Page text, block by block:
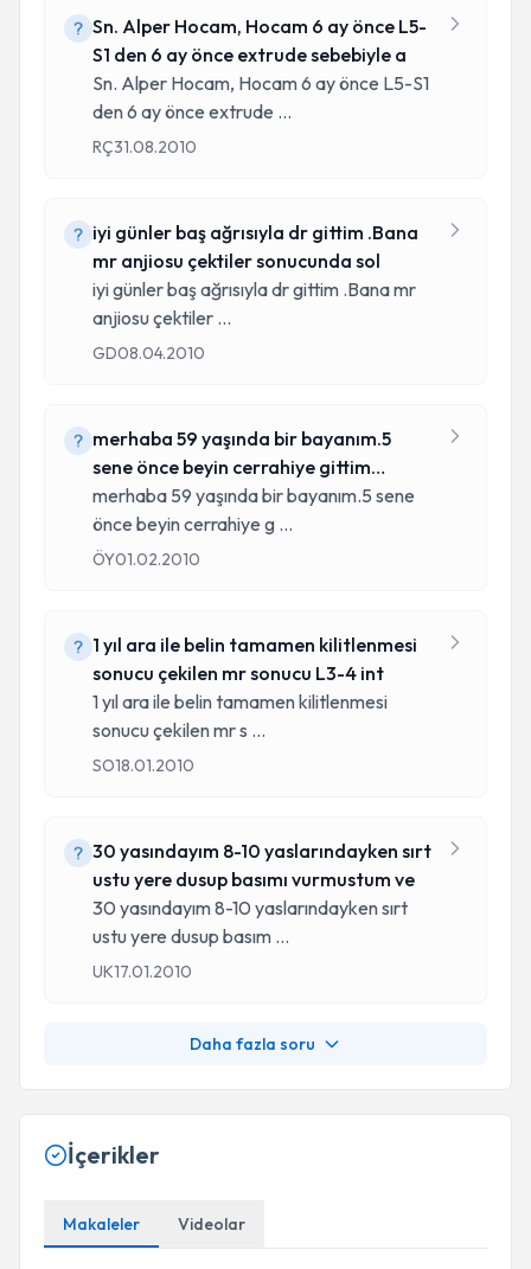
Sn. Alper Hocam, Hocam 6 ay önce L5-
S1 den 6 ay önce extrude sebebiyle a
Sn. Alper Hocam, Hocam 6 ay önce L5-S1
den 6 ay önce extrude ...
RÇ31.08.2010
iyi günler baş ağrısıyla dr gittim .Bana
mr anjiosu çektiler sonucunda sol
iyi günler baş ağrısıyla dr gittim .Bana mr
anjiosu çektiler ...
GD08.04.2010
merhaba 59 yaşında bir bayanım.5
sene önce beyin cerrahiye gittim
ameliyat
merhaba 59 yaşında bir bayanım.5 sene
önce beyin cerrahiye g ...
ÖY01.02.2010
1 yıl ara ile belin tamamen kilitlenmesi
sonucu çekilen mr sonucu L3-4 int
1 yıl ara ile belin tamamen kilitlenmesi
sonucu çekilen mr s ...
SO18.01.2010
30 yasındayım 8-10 yaslarındayken sırt
ustu yere dusup basımı vurmustum ve
30 yasındayım 8-10 yaslarındayken sırt
ustu yere dusup basım ...
UK17.01.2010
Daha fazla soru
İçerikler
Makaleler Videolar